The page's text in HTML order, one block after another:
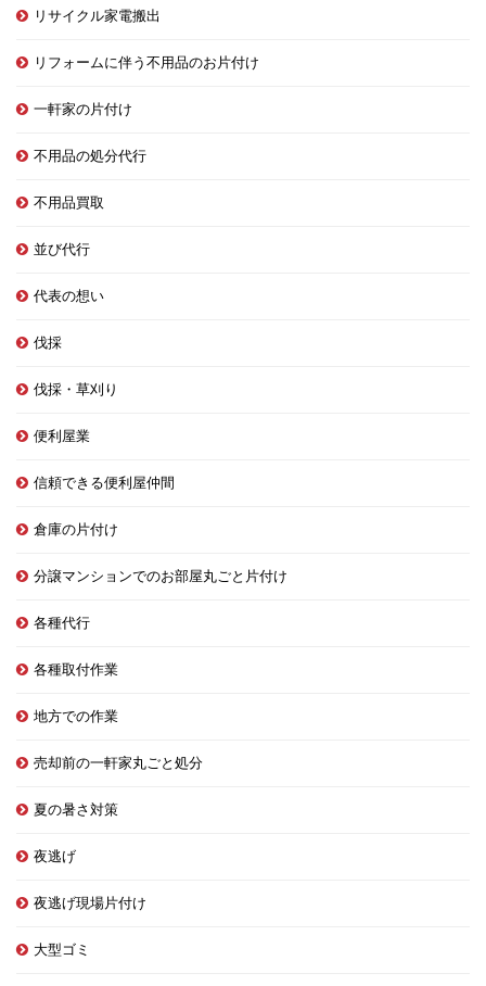
リサイクル家電搬出
リフォームに伴う不用品のお片付け
一軒家の片付け
不用品の処分代行
不用品買取
並び代行
代表の想い
伐採
伐採・草刈り
便利屋業
信頼できる便利屋仲間
倉庫の片付け
分譲マンションでのお部屋丸ごと片付け
各種代行
各種取付作業
地方での作業
売却前の一軒家丸ごと処分
夏の暑さ対策
夜逃げ
夜逃げ現場片付け
大型ゴミ